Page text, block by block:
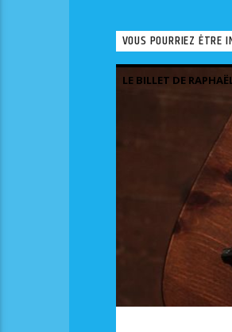
VOUS POURRIEZ ÊTRE
LE BILLET DE